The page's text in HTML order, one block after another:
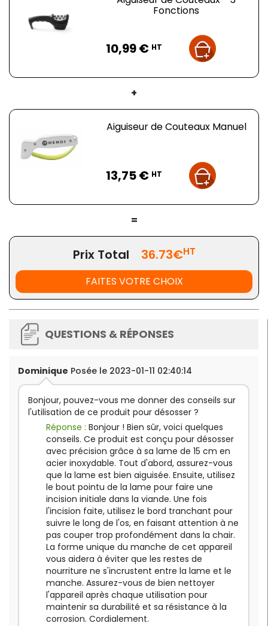
Fonctions
10,99 € HT
+
Aiguiseur de Couteaux Manuel
13,75 € HT
=
Prix Total 36.73€HT
FAITES VOTRE CHOIX
QUESTIONS & RÉPONSES
Dominique Posée le 2023-01-11 02:40:14
Bonjour, pouvez-vous me donner des conseils sur
l'utilisation de ce produit pour désosser ?
Réponse : Bonjour ! Bien sûr, voici quelques
conseils. Ce produit est conçu pour désosser
avec précision grâce à sa lame de 15 cm en
acier inoxydable. Tout d'abord, assurez-vous
que la lame est bien aiguisée. Ensuite, utilisez
le bout pointu de la lame pour faire une
incision initiale dans la viande. Une fois
l'incision faite, utilisez le bord tranchant pour
suivre le long de l'os, en faisant attention à ne
pas couper trop profondément dans la chair.
La forme unique du manche de cet appareil
vous aidera à éviter que les restes de
nourriture ne s'incrustent entre la lame et le
manche. Assurez-vous de bien nettoyer
l'appareil après chaque utilisation pour
maintenir sa durabilité et sa résistance à la
corrosion. Cordialement.